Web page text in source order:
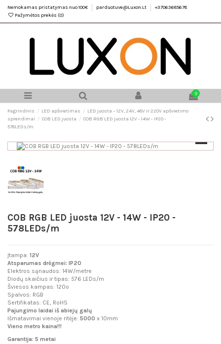
Nemokamas pristatymas nuo 100€ parduotuve@Luxon.Lt
+37063685678
Pažymėtos prekės (0)
0
Pagrindinis LED apšvietimas
LED juosta – 12V, 24V, 48V ir 220V apšvietimo
sprendimai
COB LED juosta
COB RGB LED juosta 12V - 14W - IP20 -
578LEDs/m
COB RGB LED juosta 12V - 14W - IP20 -
578LEDs/m
Įtampa: 12V
Atsparumas drėgmei: IP20
Elektros sąnaudos: 14W/metre
Diodų skaičius ir tipas: 576 LEDs/m
Šviesos kampas: 120º
Spalvos: RGB
Sertifikatas: CE, RoHS
Pajungimo laidai iš abiejų galų
Išmatavimai vienoje ritėje: 5000 x 10mm
Vieno metro kaina!!!
Garantija: 5 metai